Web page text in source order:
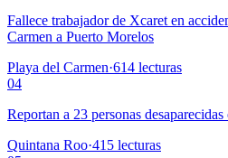
Fallece trabajador de Xcaret en
Carmen a Puerto Morelos
Playa del Carmen·614 lecturas
04
Reportan a 23 personas
Quintana Roo·415 lecturas